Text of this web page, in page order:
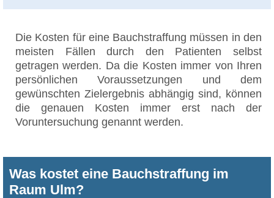
Die Kosten für eine Bauchstraffung müssen in den
meisten Fällen durch den Patienten selbst
getragen werden. Da die Kosten immer von Ihren
persönlichen Voraussetzungen und dem
gewünschten Zielergebnis abhängig sind, können
die genauen Kosten immer erst nach der
Voruntersuchung genannt werden.
Was kostet eine Bauchstraffung im
Raum Ulm?